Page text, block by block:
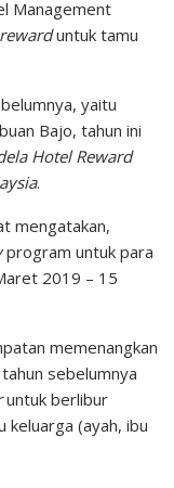
Management
rewarduntuk tamu
yaitu
Bajo, tahun ini
Hotel Reward
.
mengatakan,
program untuk para
2019 – 15
memenangkan
sebelumnya
untuk berlibur
keluarga (ayah, ibu